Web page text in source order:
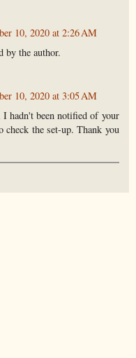
10, 2020 at 2:26 AM
by the author.
10, 2020 at 3:05 AM
hadn't been notified of your
the set-up. Thank you